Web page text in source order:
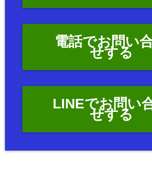
電話でお問い
せする
LINEでお問い
せする